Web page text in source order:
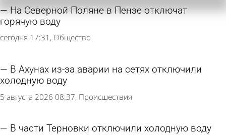
На Северной Поляне в Пензе отключат
горячую воду
сегодня 17:31 Общество
В Ахунах из-за аварии на сетях отключили
холодную воду
5 августа 2026 08:37 Происшествия
В части Терновки отключили холодную воду